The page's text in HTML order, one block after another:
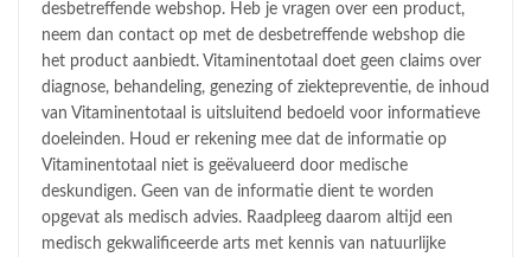
desbetreffende webshop. Heb je vragen over een product,
neem dan contact op met de desbetreffende webshop die
het product aanbiedt. Vitaminentotaal doet geen claims over
diagnose, behandeling, genezing of ziektepreventie, de inhoud
van Vitaminentotaal is uitsluitend bedoeld voor informatieve
doeleinden. Houd er rekening mee dat de informatie op
Vitaminentotaal niet is geëvalueerd door medische
deskundigen. Geen van de informatie dient te worden
opgevat als medisch advies. Raadpleeg daarom altijd een
medisch gekwalificeerde arts met kennis van natuurlijke